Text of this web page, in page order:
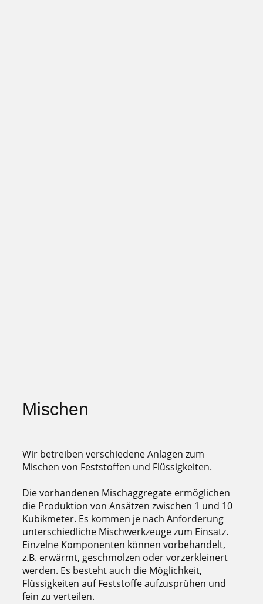
Mischen
Wir betreiben verschiedene Anlagen zum
Mischen von Feststoffen und Flüssigkeiten.
Die vorhandenen Mischaggregate ermöglichen
die Produktion von Ansätzen zwischen 1 und 10
Kubikmeter. Es kommen je nach Anforderung
unterschiedliche Mischwerkzeuge zum Einsatz.
Einzelne Komponenten können vorbehandelt,
z.B. erwärmt, geschmolzen oder vorzerkleinert
werden. Es besteht auch die Möglichkeit,
Flüssigkeiten auf Feststoffe aufzusprühen und
fein zu verteilen.